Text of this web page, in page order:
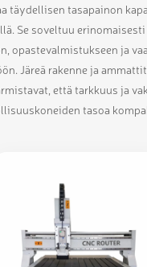
täydellisen tasapainon
Se soveltuu
opastevalmistukseen ja
Järeä rakenne ja
että tarkkuus ja
tasoa